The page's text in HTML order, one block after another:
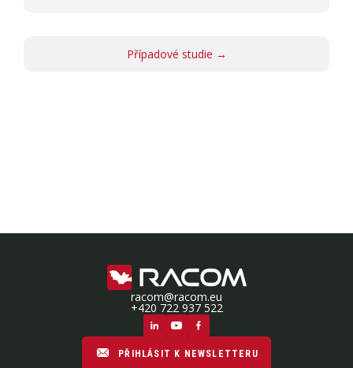
Případové studie →
racom@racom.eu
+420 722 937 522
PŘIHLÁSIT K NEWSLETTERU